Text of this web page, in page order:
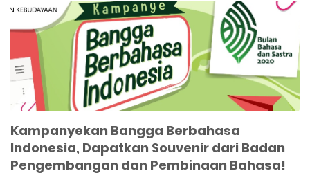
Bangga Berbahasa Indonesia Bulan Bahasa dan Sastra
Bulan Bahasa dan Sastra 2020 Edunews
Kampanye Bangga Berbahasa Indonesia Takarir Twibbon
Kampanyekan Bangga Berbahasa
Indonesia, Dapatkan Souvenir dari Badan
Pengembangan dan Pembinaan Bahasa!